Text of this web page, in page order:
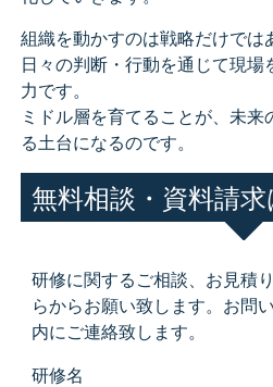
組織を動かすのは戦略だけでは
日々の判断・行動を通じて現
力です。
ミドル層を育てることが、未来
る土台になるのです。
無料相談・資料請
研修に関するご相談、お見積
らからお願い致します。お問
内にご連絡致します。
研修名